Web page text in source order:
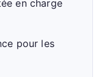
en charge
pour les